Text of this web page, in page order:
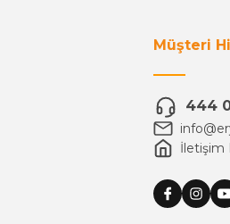
Müşteri
444
İletişim